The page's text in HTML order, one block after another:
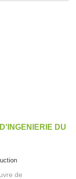
DU
de